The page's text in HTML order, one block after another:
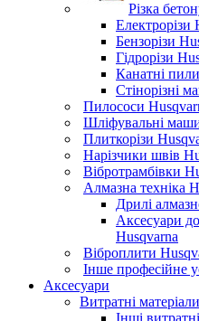
Різка
Електрорізи
Бензорізи
Гідрорізи
Канатні
Стінорізні
Пилососи
Шліфувальні
Плиткорізи
Нарізчики швів
Вібротрамбівки
Алмазна техніка
Дрилі
Аксесуари
Husqvarna
Віброплити
Інше професійне
Аксесуари
Витратні
Інші